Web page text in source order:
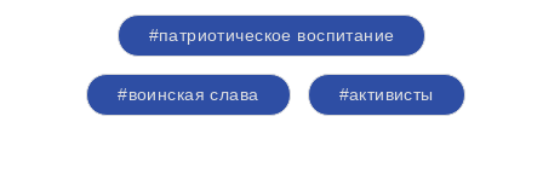
#патриотическое воспитание
#воинская слава #активисты